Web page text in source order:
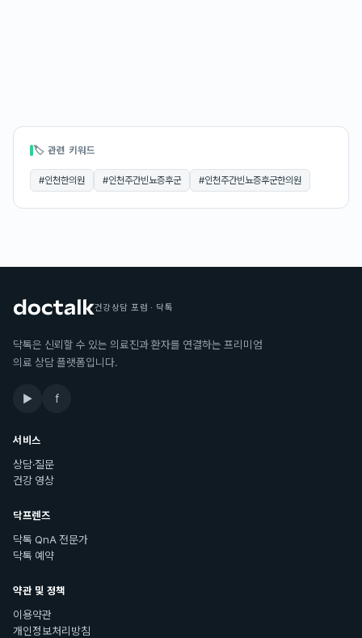
🏷 관련 키워드
#인천한의원 #인천주간빈뇨증후군 #인천주간빈뇨증후군한의원
건강상담 포럼 · 닥톡
닥톡은 신뢰할 수 있는 의료진과 환자를 연결하는 프리미엄
의료 상담 플랫폼입니다.
▶ f
서비스
상담·질문
건강 영상
닥프렌즈
닥톡 QnA 전문가
닥톡 예약
약관 및 정책
이용약관
개인정보처리방침